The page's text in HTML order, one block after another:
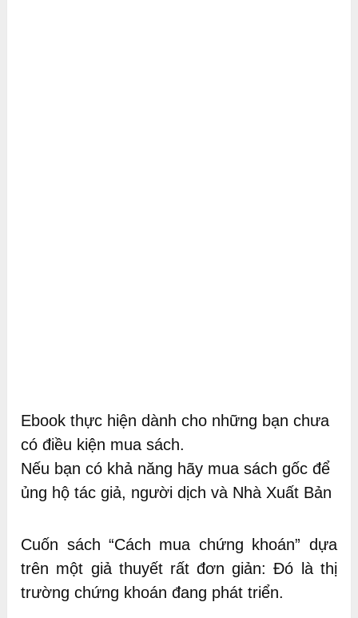
Ebook thực hiện dành cho những bạn chưa
có điều kiện mua sách.
Nếu bạn có khả năng hãy mua sách gốc để
ủng hộ tác giả, người dịch và Nhà Xuất Bản
Cuốn sách “Cách mua chứng khoán” dựa
trên một giả thuyết rất đơn giản: Đó là thị
trường chứng khoán đang phát triển.